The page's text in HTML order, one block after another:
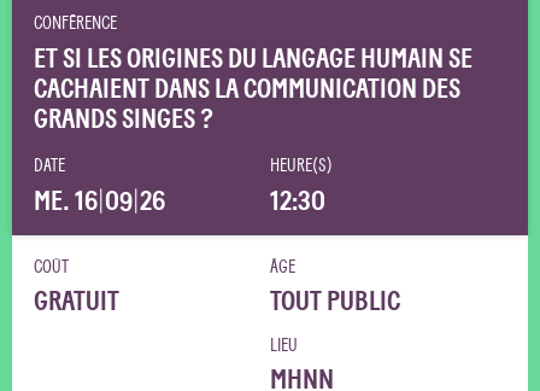
CONFÉRENCE
ET SI LES ORIGINES DU LANGAGE HUMAIN SE
CACHAIENT DANS LA COMMUNICATION DES
GRANDS SINGES ?
DATE
ME. 16|09|26
HEURE(S)
12:30
COÛT
GRATUIT
ÂGE
TOUT PUBLIC
LIEU
MHNN